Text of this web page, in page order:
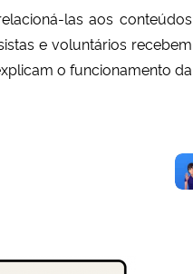
las aos conteúdos
e voluntários recebem
o funcionamento da